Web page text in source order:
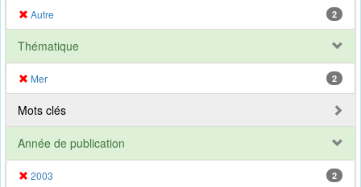
Autre 2
Thématique
Mer 2
Mots clés
Année de publication
2003 2